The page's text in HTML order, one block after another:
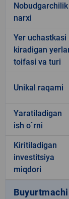
Nobudgarchilik
narxi
Yer uchastkasi
kiradigan
toifasi va turi
Unikal raqami
Yaratiladigan
ish o`rni
Kiritiladigan
investitsiya
miqdori